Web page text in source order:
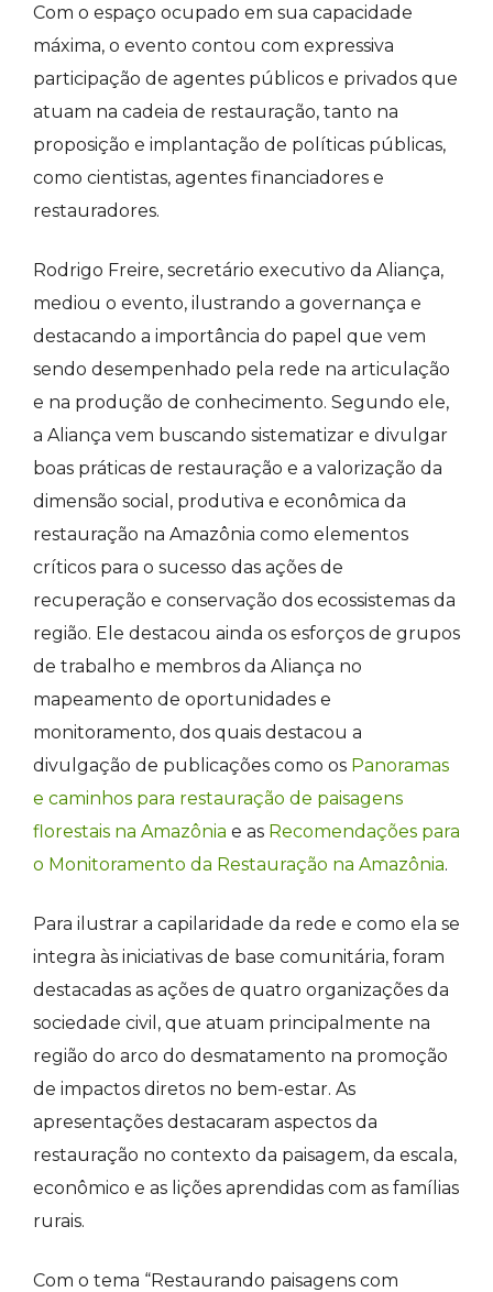
Com o espaço ocupado em sua capacidade
máxima, o evento contou com expressiva
participação de agentes públicos e privados que
atuam na cadeia de restauração, tanto na
proposição e implantação de políticas públicas,
como cientistas, agentes financiadores e
restauradores.
Rodrigo Freire, secretário executivo da Aliança,
mediou o evento, ilustrando a governança e
destacando a importância do papel que vem
sendo desempenhado pela rede na articulação
e na produção de conhecimento. Segundo ele,
a Aliança vem buscando sistematizar e divulgar
boas práticas de restauração e a valorização da
dimensão social, produtiva e econômica da
restauração na Amazônia como elementos
críticos para o sucesso das ações de
recuperação e conservação dos ecossistemas da
região. Ele destacou ainda os esforços de grupos
de trabalho e membros da Aliança no
mapeamento de oportunidades e
monitoramento, dos quais destacou a
divulgação de publicações como os Panoramas
e caminhos para restauração de paisagens
florestais na Amazônia e as Recomendações para
o Monitoramento da Restauração na Amazônia.
Para ilustrar a capilaridade da rede e como ela se
integra às iniciativas de base comunitária, foram
destacadas as ações de quatro organizações da
sociedade civil, que atuam principalmente na
região do arco do desmatamento na promoção
de impactos diretos no bem-estar. As
apresentações destacaram aspectos da
restauração no contexto da paisagem, da escala,
econômico e as lições aprendidas com as famílias
rurais.
Com o tema “Restaurando paisagens com